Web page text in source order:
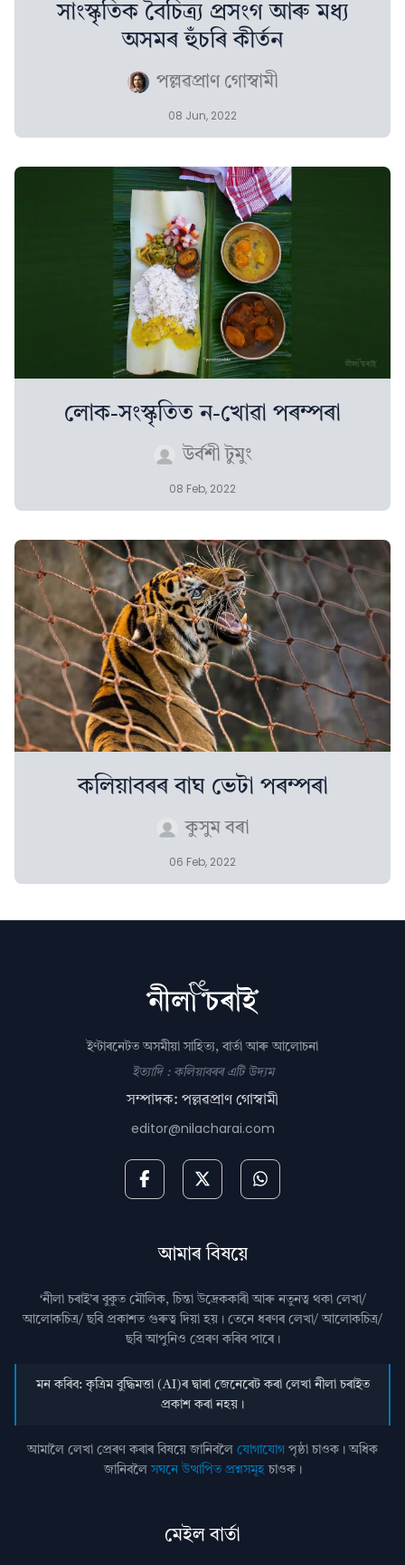
সাংস্কৃতিক বৈচিত্ৰ্য প্ৰসংগ আৰু মধ্য
অসমৰ হুঁচৰি কীৰ্তন
পল্লৱপ্ৰাণ গোস্বামী
08 Jun, 2022
লোক-সংস্কৃতিত ন-খোৱা পৰম্পৰা
উৰ্বশী টুমুং
08 Feb, 2022
কলিয়াবৰৰ বাঘ ভেটা পৰম্পৰা
কুসুম বৰা
06 Feb, 2022
ইণ্টাৰনেটত অসমীয়া সাহিত্য, বাৰ্তা আৰু আলোচনা
ইত্যাদি : কলিয়াবৰৰ এটি উদ্যম
সম্পাদক: পল্লৱপ্ৰাণ গোস্বামী
editor@nilacharai.com
আমাৰ বিষয়ে
‘নীলা চৰাই’ৰ বুকুত মৌলিক, চিন্তা উদ্রেককাৰী আৰু নতুনত্ব থকা লেখা/
আলোকচিত্ৰ/ ছবি প্রকাশত গুৰুত্ব দিয়া হয়। তেনে ধৰণৰ লেখা/ আলোকচিত্ৰ/
ছবি আপুনিও প্রেৰণ কৰিব পাৰে।
মন কৰিব: কৃত্ৰিম বুদ্ধিমত্তা (AI)ৰ দ্বাৰা জেনেৰেট কৰা লেখা নীলা চৰাইত
প্ৰকাশ কৰা নহয়।
আমালৈ লেখা প্ৰেৰণ কৰাৰ বিষয়ে জানিবলৈ যোগাযোগ পৃষ্ঠা চাওক। অধিক
জানিবলৈসঘনে উত্থাপিত প্ৰশ্নসমূহচাওক।
মেইল বাৰ্তা